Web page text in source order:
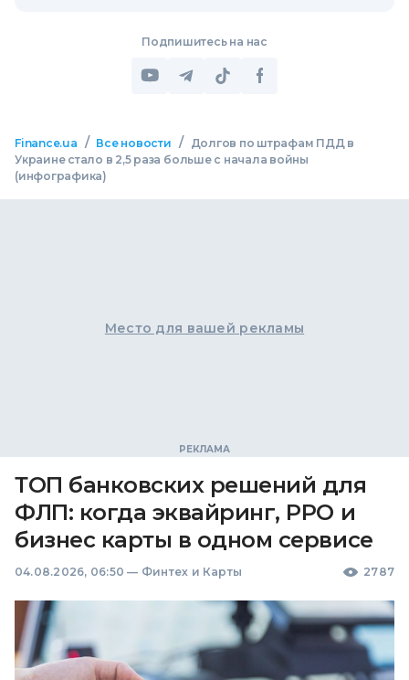
Подпишитесь на нас
Finance.ua / Все новости /
Долгов по штрафам ПДД в
Украине стало в 2,5 раза больше с начала войны
(инфографика)
Место для вашей рекламы
ТОП банковских решений для
ФЛП: когда эквайринг, РРО и
бизнес карты в одном сервисе
04.08.2026, 06:50 — Финтех и Карты 2787